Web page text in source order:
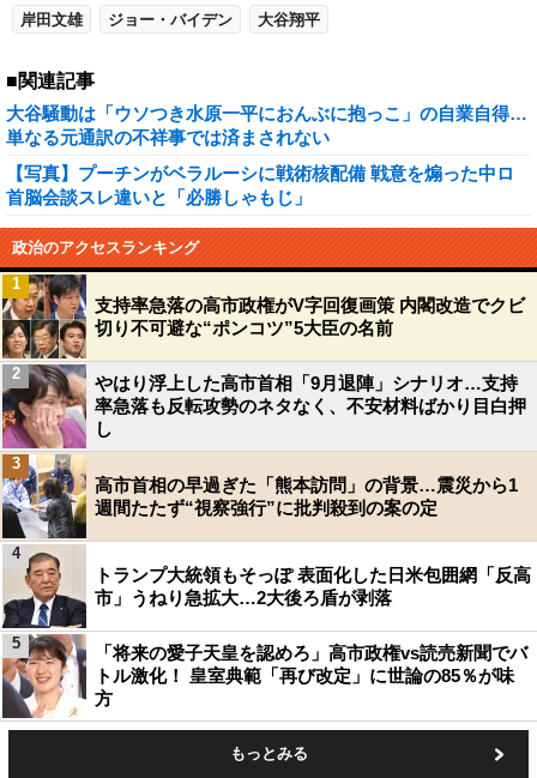
岸田文雄 ジョー・バイデン 大谷翔平
■関連記事
大谷騒動は「ウソつき水原一平におんぶに抱っこ」の自業自得…
単なる元通訳の不祥事では済まされない
【写真】プーチンがベラルーシに戦術核配備 戦意を煽った中ロ
首脳会談スレ違いと「必勝しゃもじ」
政治のアクセスランキング
支持率急落の高市政権がV字回復画策 内閣改造でクビ
切り不可避な“ポンコツ”5大臣の名前
1
やはり浮上した高市首相「9月退陣」シナリオ…支持
率急落も反転攻勢のネタなく、不安材料ばかり目白押
し
2
高市首相の早過ぎた「熊本訪問」の背景…震災から1
週間たたず“視察強行”に批判殺到の案の定
3
トランプ大統領もそっぽ 表面化した日米包囲網「反高
市」うねり急拡大…2大後ろ盾が剥落
4
「将来の愛子天皇を認めろ」高市政権vs読売新聞でバ
トル激化！ 皇室典範「再び改定」に世論の85％が味
方
5
もっとみる